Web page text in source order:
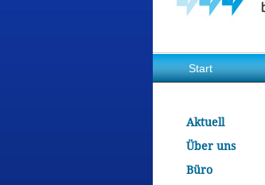
Start
Aktuell
Über uns
Büro